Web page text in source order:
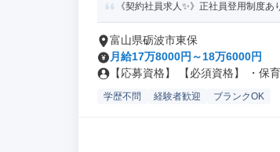
《契約社員求人✨》正社員登用制度
富山県砺波市東保
月給17万8000円～18万6000円
【応募資格】 【必須資格】 ・保
学歴不問 経験者歓迎 ブランクOK